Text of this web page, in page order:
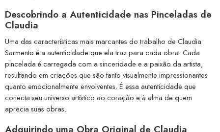
Descobrindo a Autenticidade nas Pinceladas de
Claudia
Uma das características mais marcantes do trabalho de Claudia
Sarmento é a autenticidade que ela traz para cada obra. Cada
pincelada é carregada com a sinceridade e a paixão da artista,
resultando em criações que são tanto visualmente impressionantes
quanto emocionalmente envolventes. É essa autenticidade que
conecta seu universo artístico ao coração e à alma de quem
aprecia suas obras.
Adquirindo uma Obra Original de Claudia